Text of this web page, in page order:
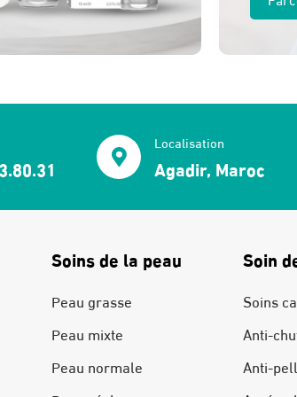
Localisation
Agadir, Maroc
Soins de la peau
Peau grasse
Peau mixte
Peau normale
Soin
Soins
Anti-
Anti-